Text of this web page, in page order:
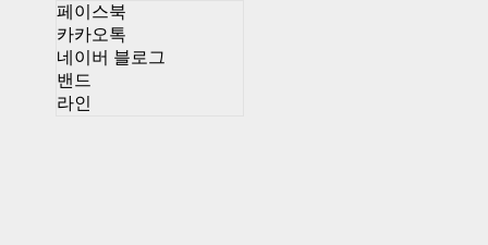
페이스북
카카오톡
네이버 블로그
밴드
라인